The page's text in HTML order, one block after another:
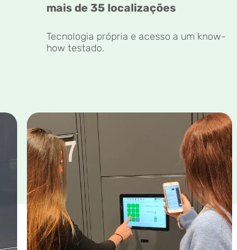
mais de 35 localizações
Tecnologia própria e acesso a um know-
how testado.